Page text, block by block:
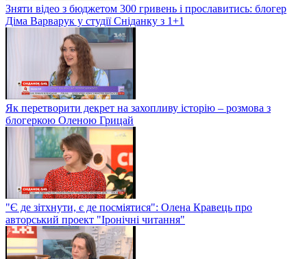
Зняти відео з бюджетом 300 гривень і прославитись: блогер
Діма Варварук у студії Сніданку з 1+1
Як перетворити декрет на захопливу історію – розмова з
блогеркою Оленою Грицай
"Є де зітхнути, є де посміятися": Олена Кравець про
авторський проект "Іронічні читання"